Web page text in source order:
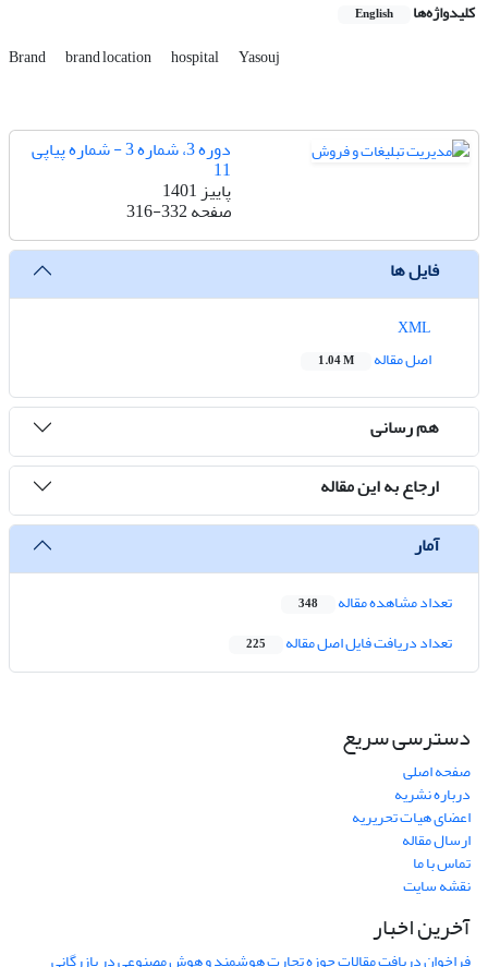
کلیدواژه‌ها English
Brand brand location hospital Yasouj
دوره 3، شماره 3 - شماره پیاپی
11
پاییز 1401
صفحه316-332
فایل ها
اصل مقاله
1.04 M
هم رسانی
ارجاع به این مقاله
آمار
تعداد مشاهده مقاله 348
تعداد دریافت فایل اصل مقاله 225
دسترسی سریع
صفحه اصلی
درباره نشریه
اعضای هیات تحریریه
ارسال مقاله
تماس با ما
نقشه سایت
آخرین اخبار